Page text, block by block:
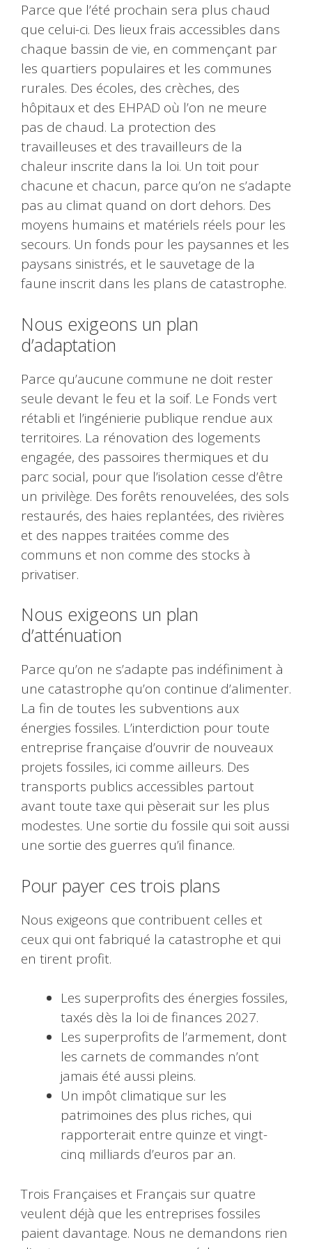
Parce que l’été prochain sera plus chaud
que celui-ci. Des lieux frais accessibles dans
chaque bassin de vie, en commençant par
les quartiers populaires et les communes
rurales. Des écoles, des crèches, des
hôpitaux et des EHPAD où l’on ne meure
pas de chaud. La protection des
travailleuses et des travailleurs de la
chaleur inscrite dans la loi. Un toit pour
chacune et chacun, parce qu’on ne s’adapte
pas au climat quand on dort dehors. Des
moyens humains et matériels réels pour les
secours. Un fonds pour les paysannes et les
paysans sinistrés, et le sauvetage de la
faune inscrit dans les plans de catastrophe.
Nous exigeons un plan
d’adaptation
Parce qu’aucune commune ne doit rester
seule devant le feu et la soif. Le Fonds vert
rétabli et l’ingénierie publique rendue aux
territoires. La rénovation des logements
engagée, des passoires thermiques et du
parc social, pour que l’isolation cesse d’être
un privilège. Des forêts renouvelées, des sols
restaurés, des haies replantées, des rivières
et des nappes traitées comme des
communs et non comme des stocks à
privatiser.
Nous exigeons un plan
d’atténuation
Parce qu’on ne s’adapte pas indéfiniment à
une catastrophe qu’on continue d’alimenter.
La fin de toutes les subventions aux
énergies fossiles. L’interdiction pour toute
entreprise française d’ouvrir de nouveaux
projets fossiles, ici comme ailleurs. Des
transports publics accessibles partout
avant toute taxe qui pèserait sur les plus
modestes. Une sortie du fossile qui soit aussi
une sortie des guerres qu’il finance.
Pour payer ces trois plans
Nous exigeons que contribuent celles et
ceux qui ont fabriqué la catastrophe et qui
en tirent profit.
Les superprofits des énergies fossiles,
taxés dès la loi de finances 2027.
Les superprofits de l’armement, dont
les carnets de commandes n’ont
jamais été aussi pleins.
Un impôt climatique sur les
patrimoines des plus riches, qui
rapporterait entre quinze et vingt-
cinq milliards d’euros par an.
Trois Françaises et Français sur quatre
veulent déjà que les entreprises fossiles
paient davantage. Nous ne demandons rien